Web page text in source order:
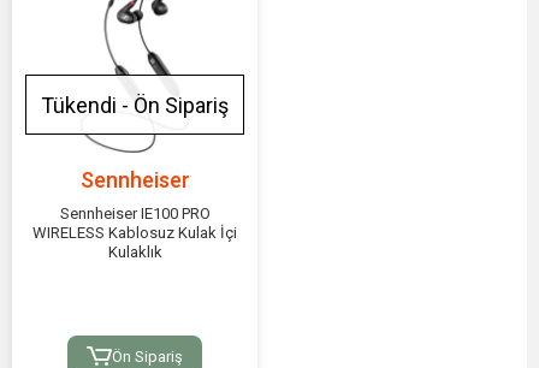
Tükendi - Ön Sipariş
Sennheiser
Sennheiser IE100 PRO
WIRELESS Kablosuz Kulak İçi
Kulaklık
Ön Sipariş